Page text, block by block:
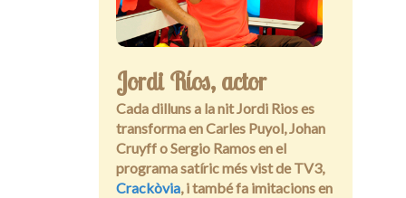
Jordi Ríos, actor
Cada dilluns a la nit Jordi Rios es
transforma en Carles Puyol, Johan
Cruyff o Sergio Ramos en el
programa satíric més vist de TV3,
Crackòvia, i també fa imitacions en